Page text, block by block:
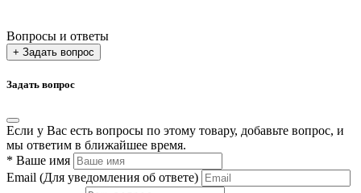
Вопросы и ответы
+ Задать вопрос
Задать вопрос
Если у Вас есть вопросы по этому товару, добавьте вопрос, и
мы ответим в ближайшее время.
* Ваше имя
Email (Для уведомления об ответе)